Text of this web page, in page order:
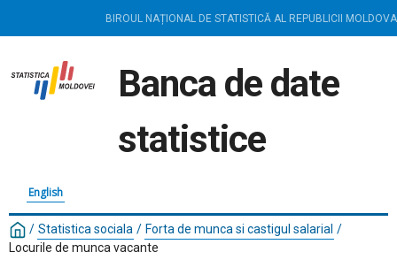
BIROUL NAȚIONAL DE STATISTICĂ AL REPUBLICII MOLDOVA
Banca de date
statistice
English
/ Statistica sociala / Forta de munca si castigul salarial /
Locurile de munca vacante